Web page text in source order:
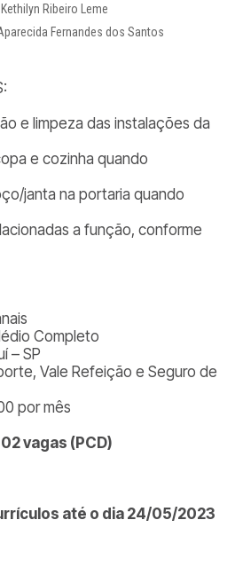
Ribeiro Leme
Fernandes dos Santos
e limpeza das instalações da
e cozinha quando
janta na portaria quando
a função, conforme
Completo
– SP
Vale Refeição e Seguro de
por mês
02 vagas (PCD)
até o dia 24/05/2023